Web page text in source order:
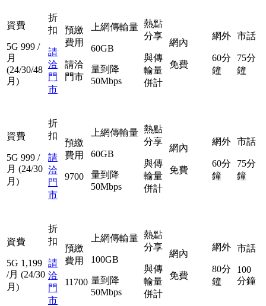
資費
5G 999 /
月
(24/30/48
月)
折
扣
請
洽
門
市
預繳
費用
請洽
門市
上網傳輸量
60GB
量到降
50Mbps
熱點
分享
與傳
輸量
併計
網內
免費
網外
60分
鐘
市話
75分
鐘
資費
5G 999 /
月 (24/30
月)
折
扣
請
洽
門
市
預繳
費用
9700
上網傳輸量
60GB
量到降
50Mbps
熱點
分享
與傳
輸量
併計
網內
免費
網外
60分
鐘
市話
75分
鐘
資費
5G 1,199
/月 (24/30
月)
折
扣
請
洽
門
市
預繳
費用
11700
上網傳輸量
100GB
量到降
50Mbps
熱點
分享
與傳
輸量
併計
網內
免費
網外
80分
鐘
市話
100
分鐘